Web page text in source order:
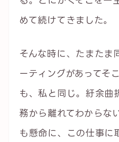
めて続けてきました。
そんな時に、たまたま
ーティングがあってそ
も、私と同じ。紆余曲
務から離れてわからな
も懸命に、この仕事に